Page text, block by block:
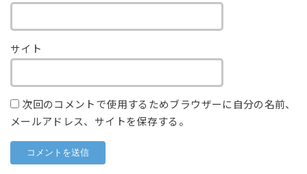
サイト
次回のコメントで使用するためブラウザーに自分の名前、
メールアドレス、サイトを保存する。